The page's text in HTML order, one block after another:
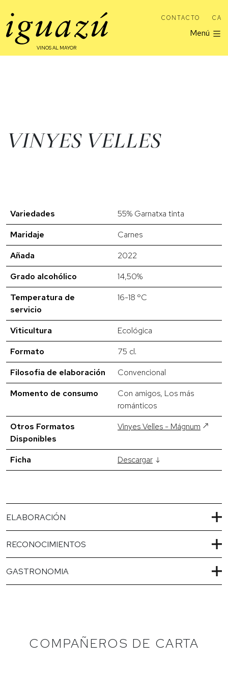
CONTACTO CA
Menú
VINOS AL MAYOR
VINYES VELLES
Variedades
55% Garnatxa tinta
Maridaje
Carnes
Añada
2022
Grado alcohólico
14,50%
Temperatura de
servicio
16-18 ºC
Viticultura
Ecológica
Formato
75 cl.
Filosofia de elaboración
Convencional
Momento de consumo
Con amigos, Los más
románticos
Otros Formatos
Disponibles
Vinyes Velles - Mágnum
Ficha Descargar
ELABORACIÓN
RECONOCIMIENTOS
GASTRONOMIA
COMPAÑEROS DE CARTA